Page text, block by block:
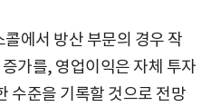
에서 방산 부문의 경우 작
가를, 영업이익은 자체 투자
수준을 기록할 것으로 전망